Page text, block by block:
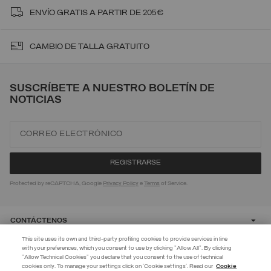
EXTRA 10%
ENVÍO GRATIS A PARTIR DE 205€
CAMBIO DE TALLA GRATUITO
SUSCRÍBETE A NUESTRO BOLETÍN DE
NOTICIAS
Protected by reCAPTCHA, Google Privacy Policy eTerms of Service.
CONTÁCTENOS
CUSTOMER CARE
This site uses its own and third-party profiling cookies to provide services in line
with your preferences, which you consent to use by clicking "Allow All". By clicking
"Allow Technical Cookies" you declare that you consent to the use of technical
cookies only. To manage your settings click on 'Cookie settings'. Read our Cookie